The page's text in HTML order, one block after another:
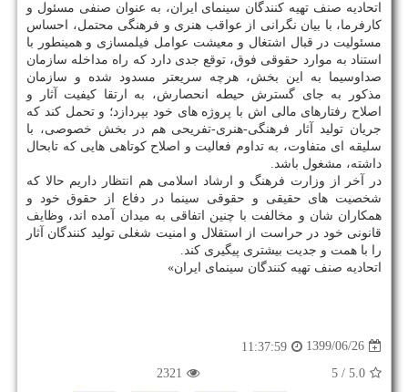
اتحادیه صنف تهیه کنندگان سینمای ایران، به عنوان صنفی مسئول و
کارفرما، با بیان نگرانی از عواقب هنری و فرهنگی محتمل، احساس
مسئولیت در قبال اشتغال و معیشت عوامل فیلمسازی و همینطور با
استناد به موارد حقوقی فوق، توقع جدی دارد که راه مداخله سازمان
صداوسیما به این بخش، هرچه سریعتر مسدود شده و سازمان
مذکور به جای گسترش حیطه انحصارش، به ارتقا کیفیت آثار و
اصلاح رفتارهای مالی اش با پروژه های خود بپردازد؛ و تحمل کند که
جریان تولید آثار فرهنگی-هنری-تفریحی هم در بخش خصوصی، با
سلیقه ای متفاوت، به تداوم فعالیت و اصلاح کوتاهی هایی که تابحال
داشته، مشغول باشد.
در آخر از وزارت فرهنگ و ارشاد اسلامی هم انتظار داریم حالا که
شخصیت های حقیقی و حقوقی سینما در دفاع از حقوق خود و
همکاران شان و مخالفت با چنین اتفاقی به میدان آمده اند، وظایف
قانونی خود در حراست از استقلال و امنیت شغلی تولید کنندگان آثار
را با همت و جدیت بیشتری پیگیری کند.
اتحادیه صنف تهیه کنندگان سینمای ایران»
1399/06/26
11:37:59
5.0
/ 5
2321